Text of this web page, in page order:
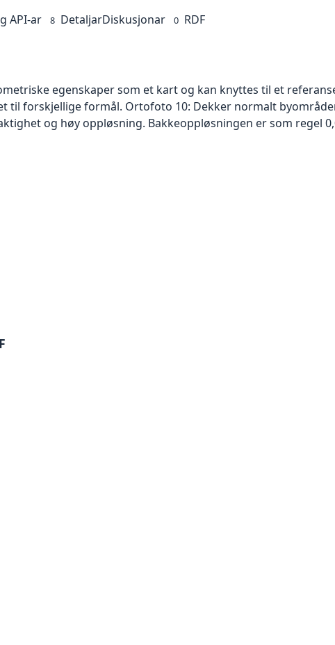
API-ar 8 DetaljarDiskusjonar 0 RDF
egenskaper som et kart og kan knyttes til et
til forskjellige formål. Ortofoto 10: Dekker normalt
og høy oppløsning. Bakkeoppløsningen er som regel